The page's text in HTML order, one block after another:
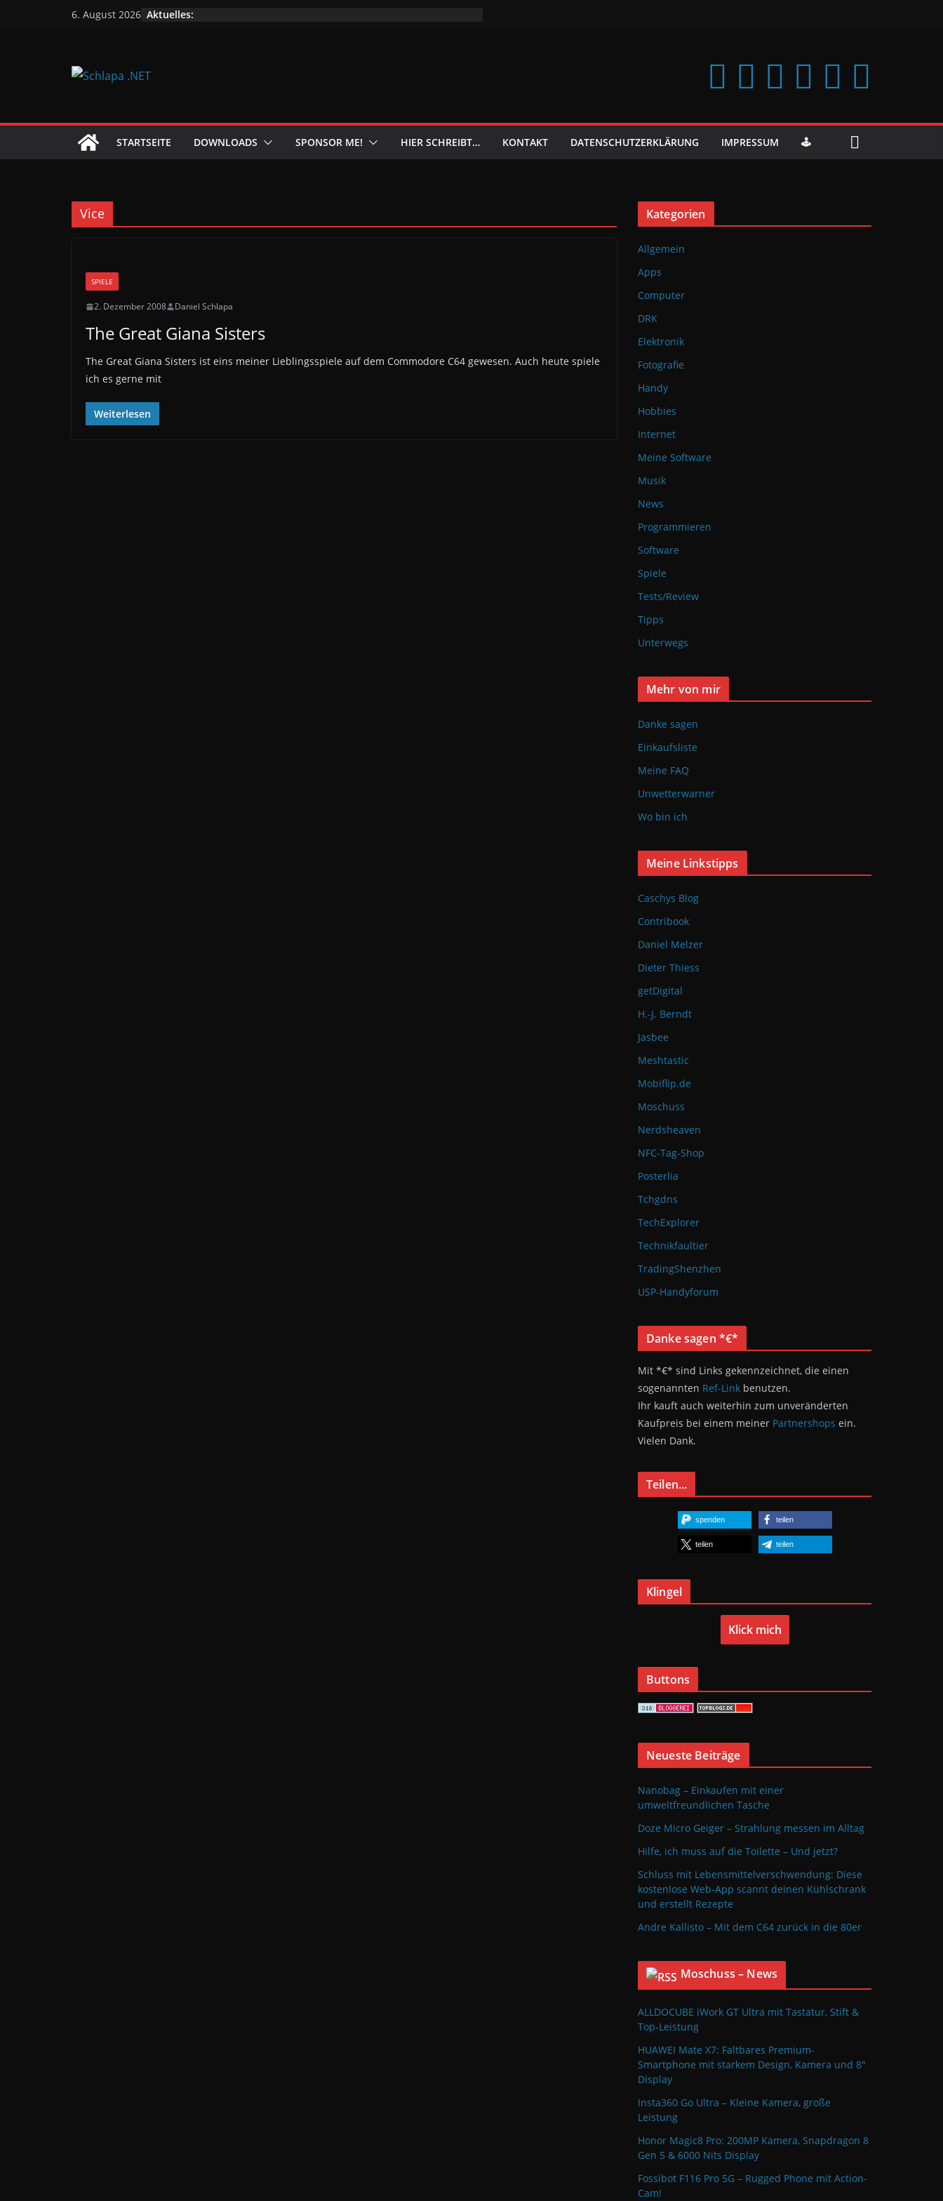
6. August 2026 Aktuelles:
STARTSEITE DOWNLOADS SPONSOR ME! HIER SCHREIBT… KONTAKT DATENSCHUTZERKLÄRUNG IMPRESSUM 🕹️
Vice
SPIELE
2. Dezember 2008 Daniel Schlapa
The Great Giana Sisters
The Great Giana Sisters ist eins meiner Lieblingsspiele auf dem Commodore C64 gewesen. Auch heute spiele
ich es gerne mit
Weiterlesen
Kategorien
Allgemein
Apps
Computer
DRK
Elektronik
Fotografie
Handy
Hobbies
Internet
Meine Software
Musik
News
Programmieren
Software
Spiele
Tests/Review
Tipps
Unterwegs
Mehr von mir
Danke sagen
Einkaufsliste
Meine FAQ
Unwetterwarner
Wo bin ich
Meine Linkstipps
Caschys Blog
Contribook
Daniel Melzer
Dieter Thiess
getDigital
H.-J. Berndt
Jasbee
Meshtastic
Mobiflip.de
Moschuss
Nerdsheaven
NFC-Tag-Shop
Posterlia
Tchgdns
TechExplorer
Technikfaultier
TradingShenzhen
USP-Handyforum
Danke sagen *€*
Mit *€* sind Links gekennzeichnet, die einen
sogenannten Ref-Link benutzen.
Ihr kauft auch weiterhin zum unveränderten
Kaufpreis bei einem meiner Partnershops ein.
Vielen Dank.
Teilen...
spenden teilen
teilen teilen
Klingel
Klick mich
Buttons
Neueste Beiträge
Nanobag – Einkaufen mit einer
umweltfreundlichen Tasche
Doze Micro Geiger – Strahlung messen im Alltag
Hilfe, ich muss auf die Toilette – Und jetzt?
Schluss mit Lebensmittelverschwendung: Diese
kostenlose Web-App scannt deinen Kühlschrank
und erstellt Rezepte
Andre Kallisto – Mit dem C64 zurück in die 80er
Moschuss – News
ALLDOCUBE iWork GT Ultra mit Tastatur, Stift &
Top-Leistung
HUAWEI Mate X7: Faltbares Premium-
Smartphone mit starkem Design, Kamera und 8″
Display
Insta360 Go Ultra – Kleine Kamera, große
Leistung
Honor Magic8 Pro: 200MP Kamera, Snapdragon 8
Gen 5 & 6000 Nits Display
Fossibot F116 Pro 5G – Rugged Phone mit Action-
Cam!